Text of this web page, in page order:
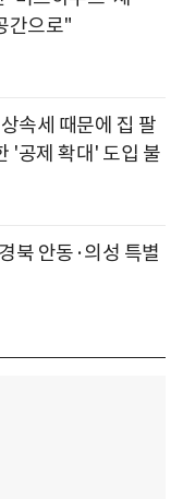
간으로"
속세 때문에 집 팔
'공제 확대' 도입 불
북 안동·의성 특별